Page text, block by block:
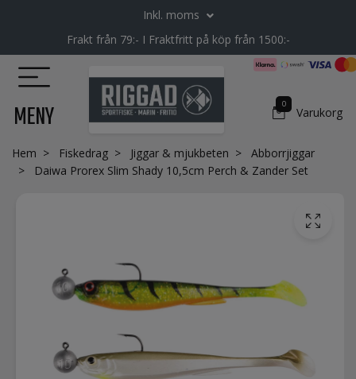
Inkl. moms
Frakt från 79:- I Fraktfritt på köp från 1500:-
MENY 0
Varukorg
Hem Fiskedrag Jiggar & mjukbeten
Abborrjiggar
Daiwa Prorex Slim Shady 10,5cm Perch & Zander Set